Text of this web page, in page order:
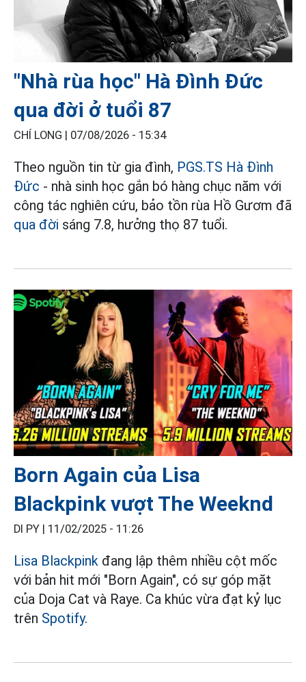
"Nhà rùa học" Hà Đình Đức
qua đời ở tuổi 87
CHÍ LONG | 07/08/2026 - 15:34
Theo nguồn tin từ gia đình, PGS.TS Hà Đình
Đức - nhà sinh học gắn bó hàng chục năm với
công tác nghiên cứu, bảo tồn rùa Hồ Gươm đã
qua đời sáng 7.8, hưởng thọ 87 tuổi.
Born Again của Lisa
Blackpink vượt The Weeknd
DI PY | 11/02/2025 - 11:26
Lisa Blackpink đang lập thêm nhiều cột mốc
với bản hit mới "Born Again", có sự góp mặt
của Doja Cat và Raye. Ca khúc vừa đạt kỷ lục
trên Spotify.